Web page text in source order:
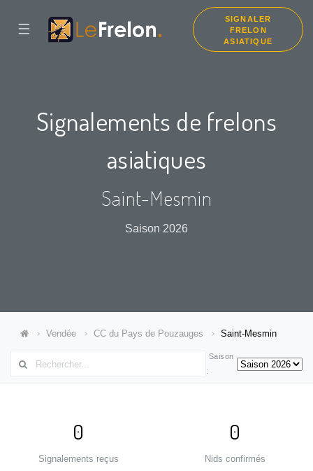
☰
SIGNALER
FRELON
ASIATIQUE
Signalements de frelons
asiatiques
Saint-Mesmin
Saison 2026
Vendée CC du Pays de Pouzauges Saint-Mesmin
Saison
:
0
Signalements reçus
0
Nids confirmés